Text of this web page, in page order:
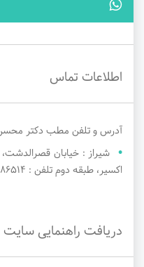
اطلاعات تماس
آدرس و تلفن مطب دکتر
شیراز : خیابان
اکسیر، طبقه دوم تلفن : ۳۶۲۸۶۵۱۴-071
دریافت راهنمایی سایت